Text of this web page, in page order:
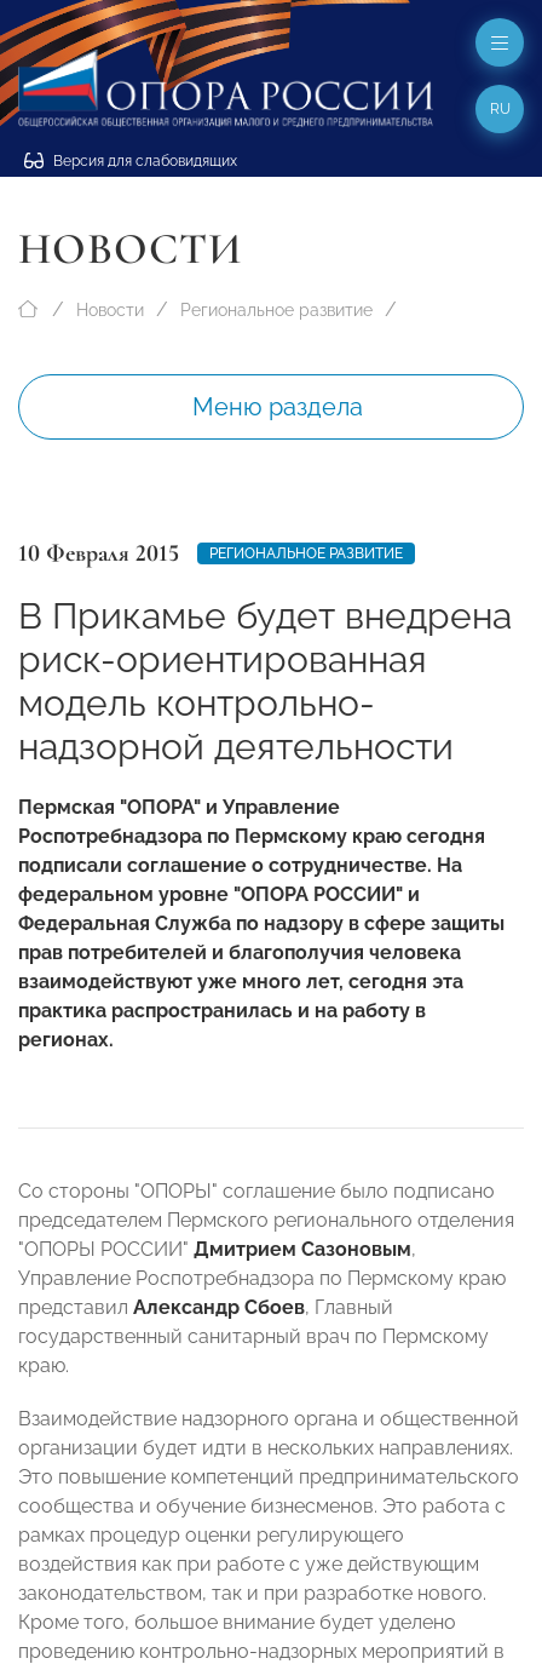
Версия для слабовидящих
RU
НОВОСТИ
Новости Региональное развитие
Меню раздела
10 Февраля 2015 РЕГИОНАЛЬНОЕ РАЗВИТИЕ
В Прикамье будет внедрена
риск-ориентированная
модель контрольно-
надзорной деятельности
Пермская "ОПОРА" и Управление
Роспотребнадзора по Пермскому краю сегодня
подписали соглашение о сотрудничестве. На
федеральном уровне "ОПОРА РОССИИ" и
Федеральная Служба по надзору в сфере защиты
прав потребителей и благополучия человека
взаимодействуют уже много лет, сегодня эта
практика распространилась и на работу в
регионах.
Со стороны "ОПОРЫ" соглашение было подписано
председателем Пермского регионального отделения
"ОПОРЫ РОССИИ" Дмитрием Сазоновым,
Управление Роспотребнадзора по Пермскому краю
представил Александр Сбоев, Главный
государственный санитарный врач по Пермскому
краю.
Взаимодействие надзорного органа и общественной
организации будет идти в нескольких направлениях.
Это повышение компетенций предпринимательского
сообщества и обучение бизнесменов. Это работа с
рамках процедур оценки регулирующего
воздействия как при работе с уже действующим
законодательством, так и при разработке нового.
Кроме того, большое внимание будет уделено
проведению контрольно-надзорных мероприятий в